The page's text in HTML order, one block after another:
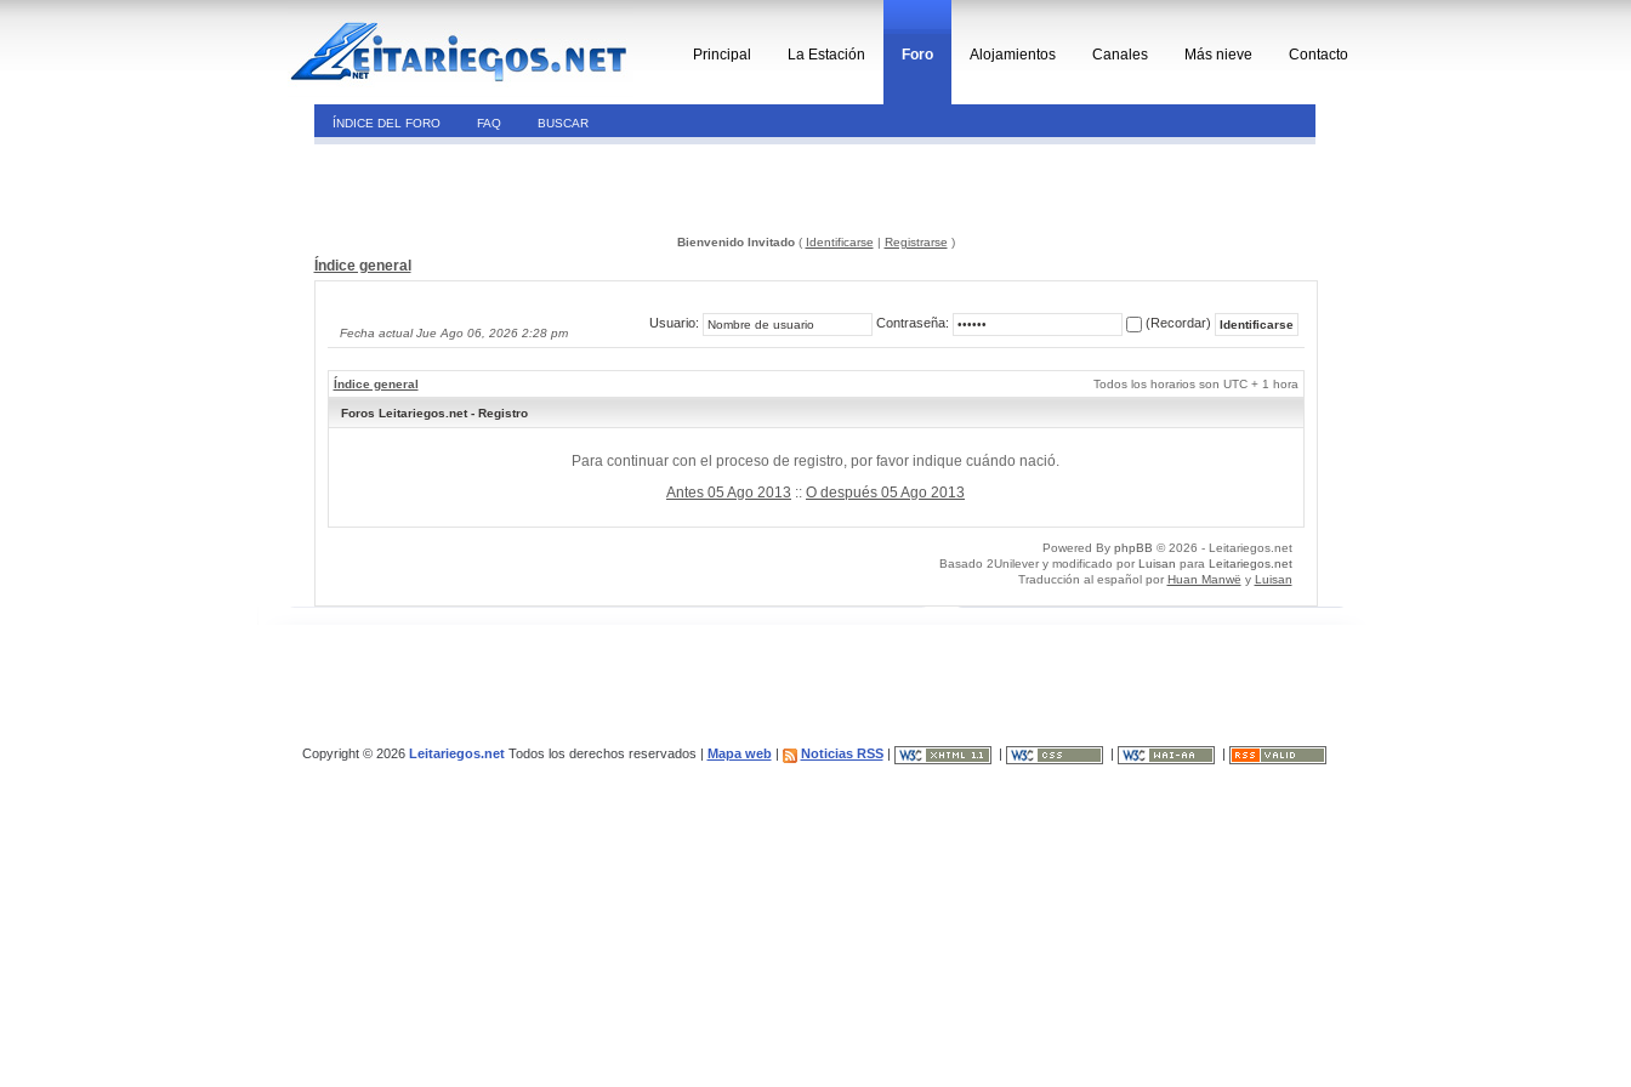
Principal La Estación Foro Alojamientos Canales Más nieve Contacto
ÍNDICE DEL FORO FAQ BUSCAR
Bienvenido Invitado( Identificarse | Registrarse )
Índice general
Fecha actual Jue Ago 06, 2026 2:28 pm
Usuario: Contraseña: (Recordar)
Índice general Todos los horarios son UTC + 1 hora
Foros Leitariegos.net - Registro
Para continuar con el proceso de registro, por favor indique cuándo nació.
Antes 05 Ago 2013 :: O después 05 Ago 2013
Powered By phpBB © 2026 - Leitariegos.net
Basado 2Unilever y modificado por Luisan para Leitariegos.net
Traducción al español por Huan Manwë y Luisan
Copyright © 2026 Leitariegos.netTodos los derechos reservados | Mapa web| Noticias RSS|